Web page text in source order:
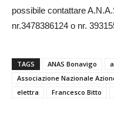
possibile contattare
nr.3478386124 o nr.
TAGS ANAS Bonavigo
Associazione Nazionale
elettra
Francesco Bitto